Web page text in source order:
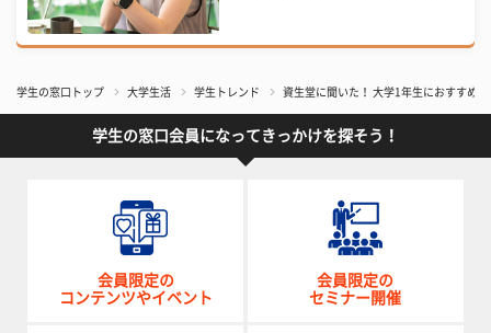
学生の窓口トップ 大学生活 学生トレンド 資生堂に聞いた！ 大学1年生におすすめ
学生の窓口会員になってきっかけを探そう！
会員限定の
コンテンツやイベント
会員限定の
セミナー開催